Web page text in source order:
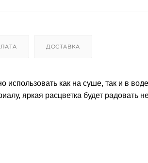
ДОСТАВКА
как на суше, так и в
яркая расцветка будет радовать